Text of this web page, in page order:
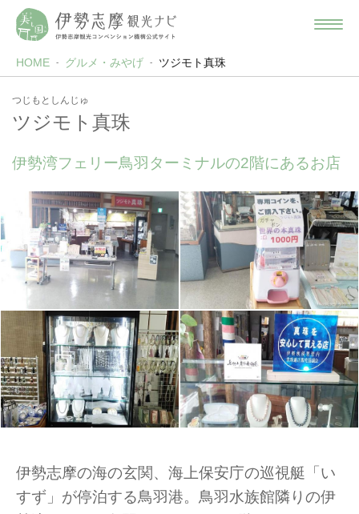
HOME グルメ・みやげ ツジモト真珠
つじもとしんじゅ
ツジモト真珠
伊勢湾フェリー鳥羽ターミナルの2階にあるお店
伊勢志摩の海の玄関、海上保安庁の巡視艇「い
すず」が停泊する鳥羽港。鳥羽水族館隣りの伊